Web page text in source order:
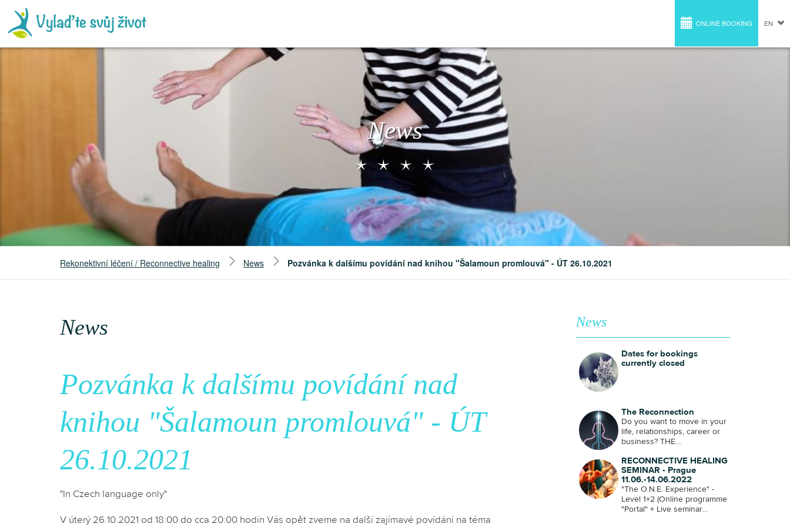
ONLINE BOOKING EN
News
Rekonektivní léčení / Reconnective healing News Pozvánka k dalšímu povídání nad knihou "Šalamoun promlouvá" - ÚT 26.10.2021
News
Pozvánka k dalšímu povídání nad
knihou "Šalamoun promlouvá" - ÚT
26.10.2021
"In Czech language only"
V úterý 26.10.2021 od 18:00 do cca 20:00 hodin Vás opět zveme na další zajímavé povídání na téma
News
Dates for bookings
currently closed
The Reconnection
Do you want to move in your
life, relationships, career or
business? THE
an evolutionary process that
brings harmony and
reorganization to all aspects
of your life! Dates for online
reservations are open in the
booking form, if the options
RECONNECTIVE HEALING
SEMINAR - Prague
11.06.-14.06.2022
"The O.N.E. Experience" -
Level 1+2 (Online programme
"Portal" + Live seminar